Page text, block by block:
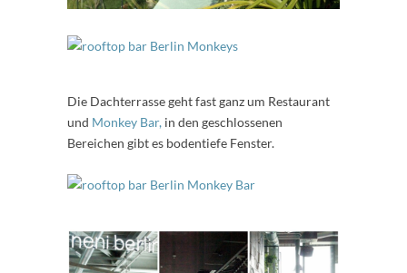
Die Dachterrasse geht fast ganz um Restaurant
und Monkey Bar, in den geschlossenen
Bereichen gibt es bodentiefe Fenster.